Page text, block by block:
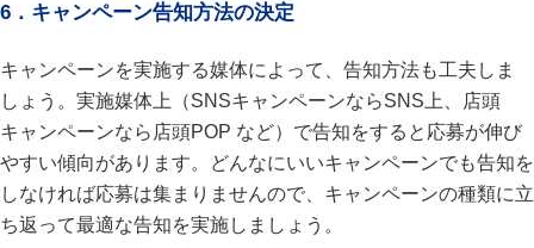
6．キャンペーン告知方法の決定
キャンペーンを実施する媒体によって、告知方法も工夫しま
しょう。実施媒体上（SNSキャンペーンならSNS上、店頭
キャンペーンなら店頭POP など）で告知をすると応募が伸び
やすい傾向があります。どんなにいいキャンペーンでも告知を
しなければ応募は集まりませんので、キャンペーンの種類に立
ち返って最適な告知を実施しましょう。